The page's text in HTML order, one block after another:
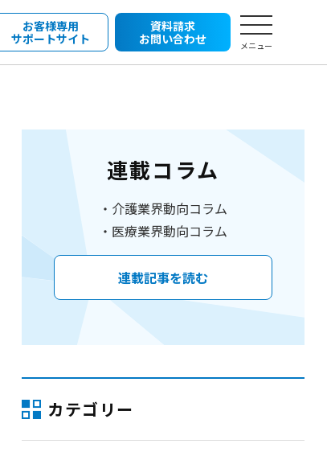
お客様専用
サポートサイト
資料請求
お問い合わせ
メニュー
連載コラム
介護業界動向コラム
医療業界動向コラム
連載記事を読む
カテゴリー